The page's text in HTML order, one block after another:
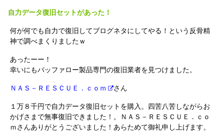
自力データ復旧セットがあった！
何が何でも自力で復旧してブログネタにしてやる！という反骨精
神で調べまくりましたｗ
あったーー！
幸いにもバッファロー製品専門の復旧業者を見つけました。
ＮＡＳ－ＲＥＳＣＵＥ．ｃｏｍ さん
１万８千円で自力データ復旧セットを購入。四苦八苦しながらお
かげさまで無事復旧できました！。ＮＡＳ－ＲＥＳＣＵＥ．ｃｏ
ｍさんありがとうございました！あらためて御礼申し上げます。